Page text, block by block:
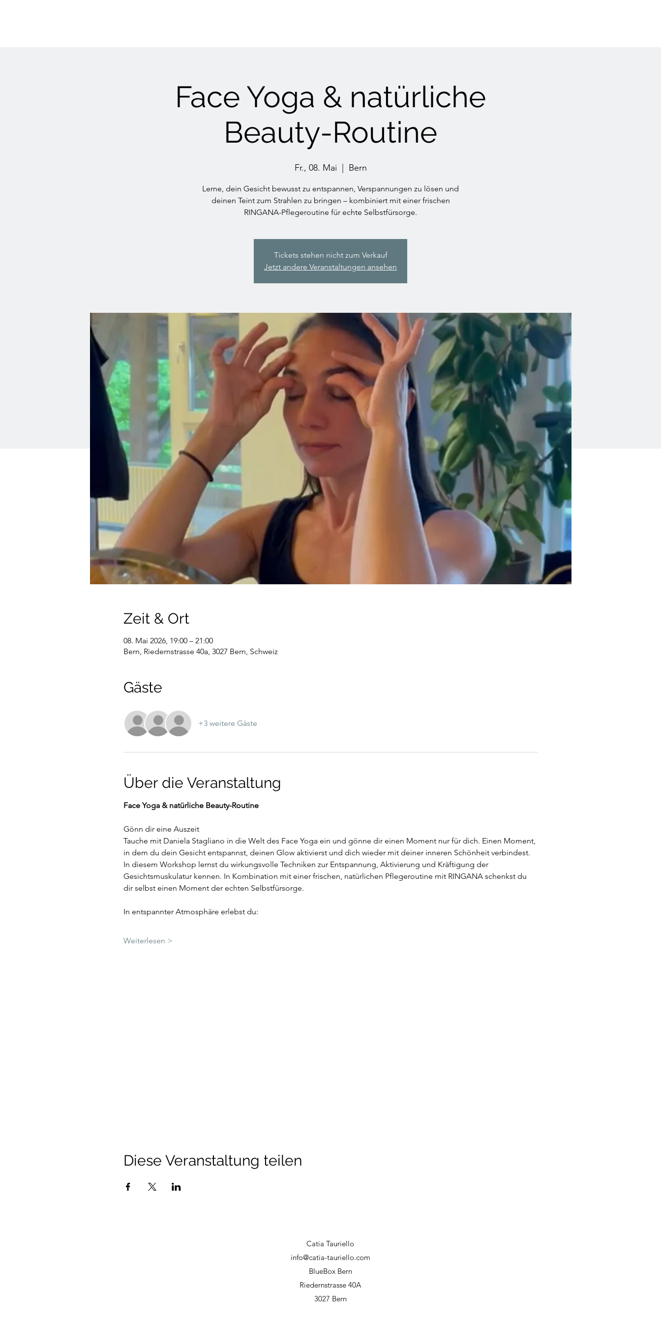
Face Yoga & natürliche
Beauty-Routine
Fr., 08. Mai Bern
Lerne, dein Gesicht bewusst zu entspannen, Verspannungen zu lösen und
deinen Teint zum Strahlen zu bringen – kombiniert mit einer frischen
RINGANA-Pflegeroutine für echte Selbstfürsorge.
Tickets stehen nicht zum Verkauf
Jetzt andere Veranstaltungen ansehen
Zeit & Ort
08. Mai 2026, 19:00 – 21:00
Bern, Riedernstrasse 40a, 3027 Bern, Schweiz
Gäste
+3 weitere Gäste
Über die Veranstaltung
Face Yoga & natürliche Beauty-Routine
Gönn dir eine Auszeit
Tauche mit Daniela Stagliano in die Welt des Face Yoga ein und gönne dir einen Moment nur für dich. Einen Moment,
in dem du dein Gesicht entspannst, deinen Glow aktivierst und dich wieder mit deiner inneren Schönheit verbindest.
In diesem Workshop lernst du wirkungsvolle Techniken zur Entspannung, Aktivierung und Kräftigung der
Gesichtsmuskulatur kennen. In Kombination mit einer frischen, natürlichen Pflegeroutine mit RINGANA schenkst du
dir selbst einen Moment der echten Selbstfürsorge.
In entspannter Atmosphäre erlebst du:
Weiterlesen >
Diese Veranstaltung teilen
Catia Tauriello
info@catia-tauriello.com
BlueBox Bern
Riedernstrasse 40A
3027 Bern